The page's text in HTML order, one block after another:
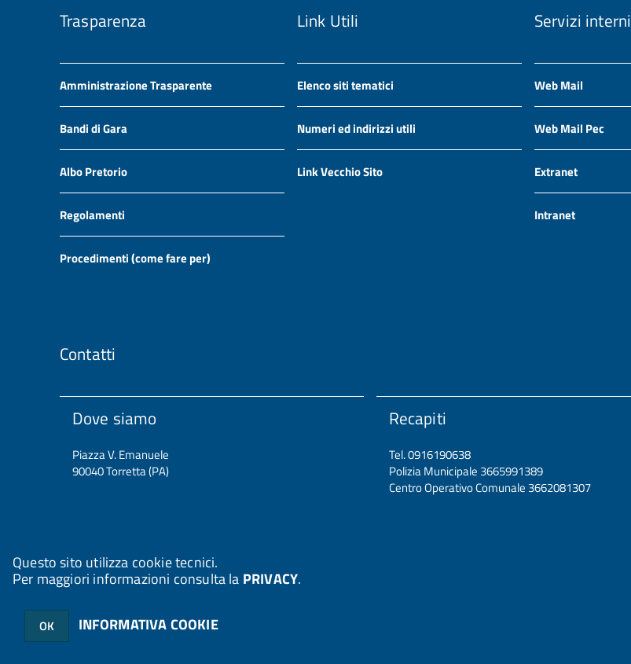
Questo sito utilizza cookie tecnici.
Per maggiori informazioni consulta la PRIVACY.
OK INFORMATIVA COOKIE
Trasparenza
Amministrazione Trasparente
Bandi di Gara
Albo Pretorio
Regolamenti
Procedimenti (come fare per)
Link Utili
Elenco siti tematici
Numeri ed indirizzi utili
Link Vecchio Sito
Servizi interni
Web Mail
Web Mail Pec
Extranet
Intranet
Contatti
Dove siamo
Piazza V. Emanuele
90040 Torretta (PA)
Recapiti
Tel. 0916190638
Polizia Municipale 3665991389
Centro Operativo Comunale 3662081307